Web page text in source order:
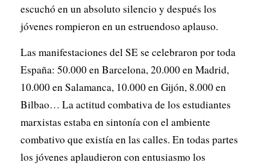
escuchó en un absoluto silencio y después los
jóvenes rompieron en un estruendoso aplauso.
Las manifestaciones del SE se celebraron por toda
España: 50.000 en Barcelona, 20.000 en Madrid,
10.000 en Salamanca, 10.000 en Gijón, 8.000 en
Bilbao… La actitud combativa de los estudiantes
marxistas estaba en sintonía con el ambiente
combativo que existía en las calles. En todas partes
los jóvenes aplaudieron con entusiasmo los